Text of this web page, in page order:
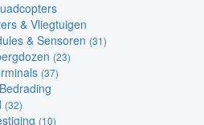
& Vliegtuigen
& Sensoren (31)
(23)
(37)
(32)
(10)